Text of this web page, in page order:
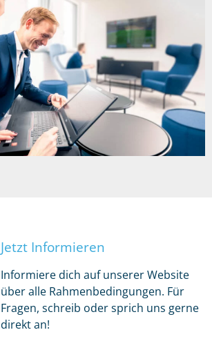
Jetzt Informieren
Informiere dich auf unserer Website
über alle Rahmenbedingungen. Für
Fragen, schreib oder sprich uns gerne
direkt an!